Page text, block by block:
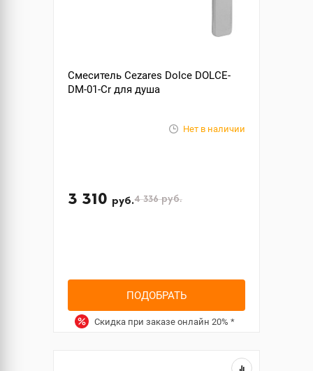
Смеситель Cezares Dolce DOLCE-
DM-01-Cr для душа
Нет в наличии
3 310 руб.4 336руб.
ПОДОБРАТЬ
Скидка при заказе онлайн 20% *